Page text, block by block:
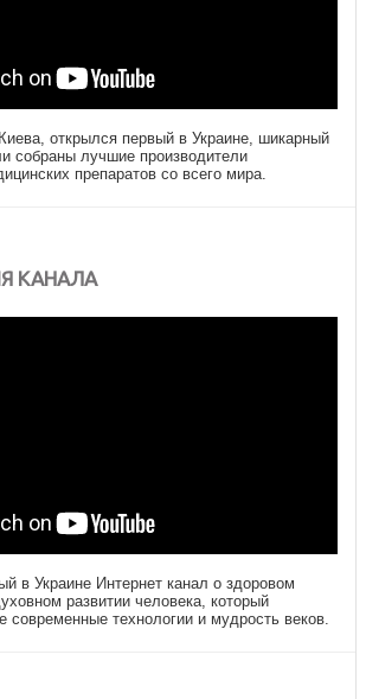
открылся первый в Украине, шикарный
собраны лучшие производители
препаратов со всего мира.
КАНАЛА
в Украине Интернет канал о здоровом
развитии человека, который
современные технологии и мудрость веков.